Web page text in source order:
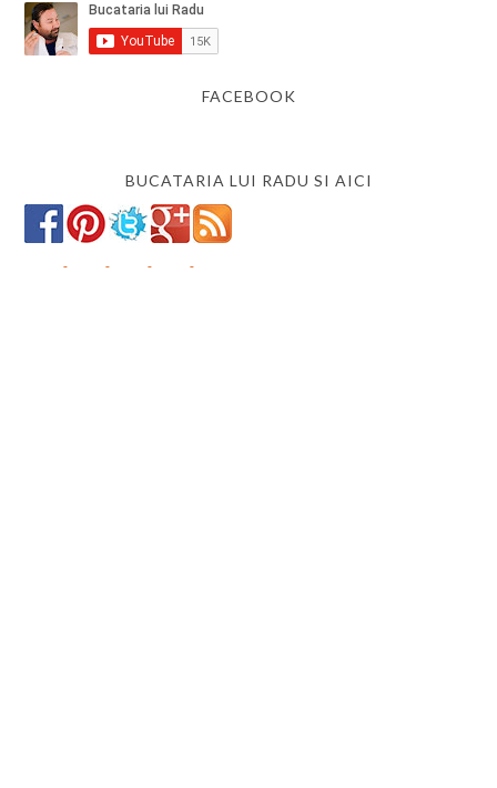
FACEBOOK
BUCATARIA LUI RADU SI AICI